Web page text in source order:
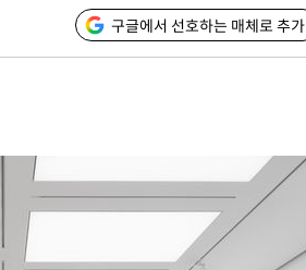
구글에서 선호하는 매체로 추가